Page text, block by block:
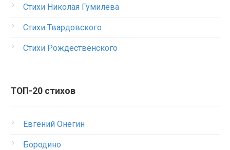
Стихи Николая Гумилева
Стихи Твардовского
Стихи Рождественского
ТОП-20 стихов
Евгений Онегин
Бородино